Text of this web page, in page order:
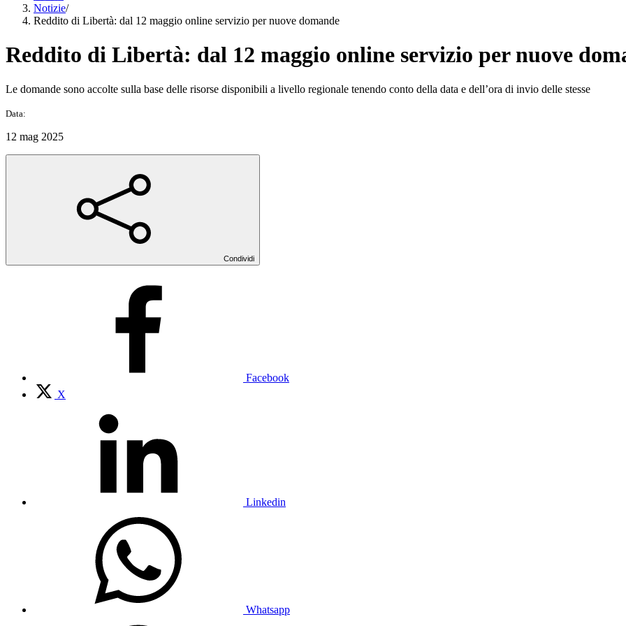
Notizie/
Reddito di Libertà: dal 12 maggio online servizio per nuove domande
Reddito di Libertà: dal 12 maggio online servizio per nuove
Le domande sono accolte sulla base delle risorse disponibili a livello regionale tenendo conto della data e dell’ora di invio delle stesse
Data:
12 mag 2025
Condividi
Facebook
X
Linkedin
Whatsapp